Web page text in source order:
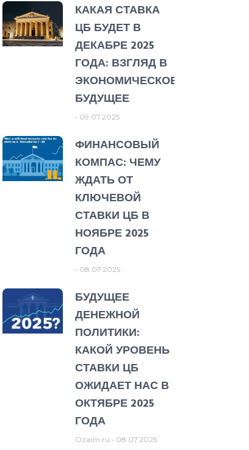
КАКАЯ СТАВКА
ЦБ БУДЕТ В
ДЕКАБРЕ 2025
ГОДА: ВЗГЛЯД В
ЭКОНОМИЧЕСКОЕ
БУДУЩЕЕ
09.07.2025
ФИНАНСОВЫЙ
КОМПАС: ЧЕМУ
ЖДАТЬ ОТ
КЛЮЧЕВОЙ
СТАВКИ ЦБ В
НОЯБРЕ 2025
ГОДА
08.07.2025
БУДУЩЕЕ
ДЕНЕЖНОЙ
ПОЛИТИКИ:
КАКОЙ УРОВЕНЬ
СТАВКИ ЦБ
ОЖИДАЕТ НАС В
ОКТЯБРЕ 2025
ГОДА
Ozaim.ru 08.07.2025